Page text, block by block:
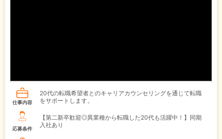
仕事内容
20代の転職希望者とのキャリアカウンセリングを通じて転職
をサポートします。
応募条件
【第二新卒歓迎◎異業種から転職した20代も活躍中！】同期
入社あり